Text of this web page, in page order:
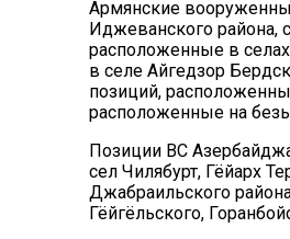
Армянские
Иджеванского района,
расположенные в
в селе Айгедзор
позиций,
расположенные на
Позиции ВС
сел Чилябурт, Гёйарх
Джабраильского
Гёйгёльского,